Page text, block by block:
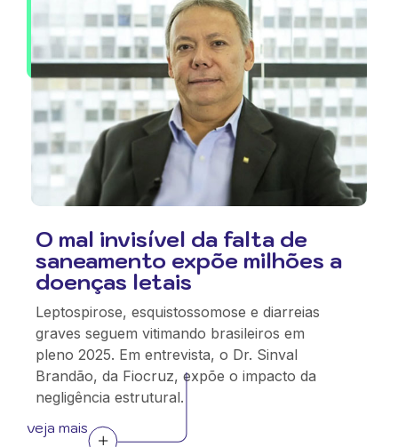
O mal invisível da falta de
saneamento expõe milhões a
doenças letais
Leptospirose, esquistossomose e diarreias
graves seguem vitimando brasileiros em
pleno 2025. Em entrevista, o Dr. Sinval
Brandão, da Fiocruz, expõe o impacto da
negligência estrutural.
veja mais